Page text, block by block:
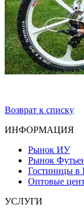
Возврат к списку
ИНФОРМАЦИЯ
Рынок ИУ
Рынок
Гостиницы в
Оптовые
УСЛУГИ